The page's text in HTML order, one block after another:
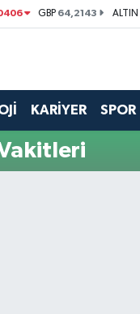
GBP 64,2143 ALTIN
KARİYER SPOR